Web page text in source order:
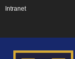
Intranet